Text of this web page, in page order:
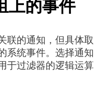
上的事件
联的通知，但具体取
系统事件。选择通知
于过滤器的逻辑运算